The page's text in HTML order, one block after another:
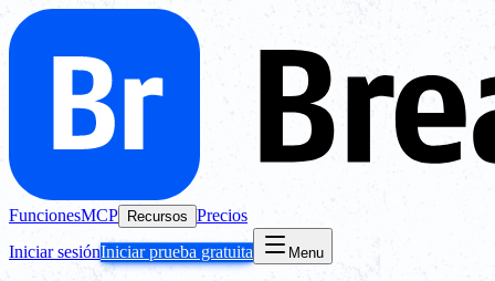
FuncionesMCP Recursos Precios
Iniciar sesiónIniciar prueba gratuita Menu